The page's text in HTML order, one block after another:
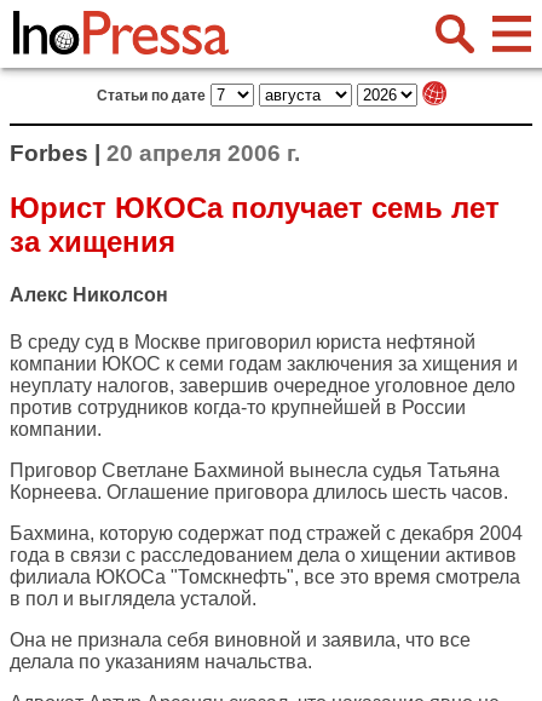
Статьи по дате
Forbes | 20 апреля 2006 г.
Юрист ЮКОСа получает семь лет
за хищения
Алекс Николсон
В среду суд в Москве приговорил юриста нефтяной
компании ЮКОС к семи годам заключения за хищения и
неуплату налогов, завершив очередное уголовное дело
против сотрудников когда-то крупнейшей в России
компании.
Приговор Светлане Бахминой вынесла судья Татьяна
Корнеева. Оглашение приговора длилось шесть часов.
Бахмина, которую содержат под стражей с декабря 2004
года в связи с расследованием дела о хищении активов
филиала ЮКОСа "Томскнефть", все это время смотрела
в пол и выглядела усталой.
Она не признала себя виновной и заявила, что все
делала по указаниям начальства.